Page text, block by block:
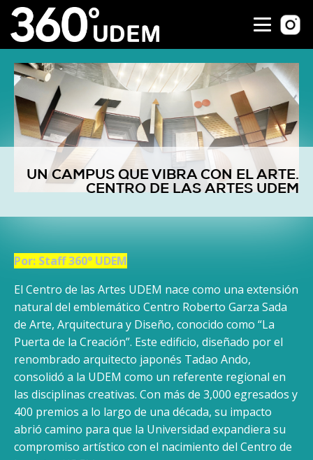
UN CAMPUS QUE VIBRA CON EL ARTE.
CENTRO DE LAS ARTES UDEM
Por: Staff 360° UDEM
El Centro de las Artes UDEM nace como una extensión
natural del emblemático Centro Roberto Garza Sada
de Arte, Arquitectura y Diseño, conocido como “La
Puerta de la Creación”. Este edificio, diseñado por el
renombrado arquitecto japonés Tadao Ando,
consolidó a la UDEM como un referente regional en
las disciplinas creativas. Con más de 3,000 egresados y
400 premios a lo largo de una década, su impacto
abrió camino para que la Universidad expandiera su
compromiso artístico con el nacimiento del Centro de